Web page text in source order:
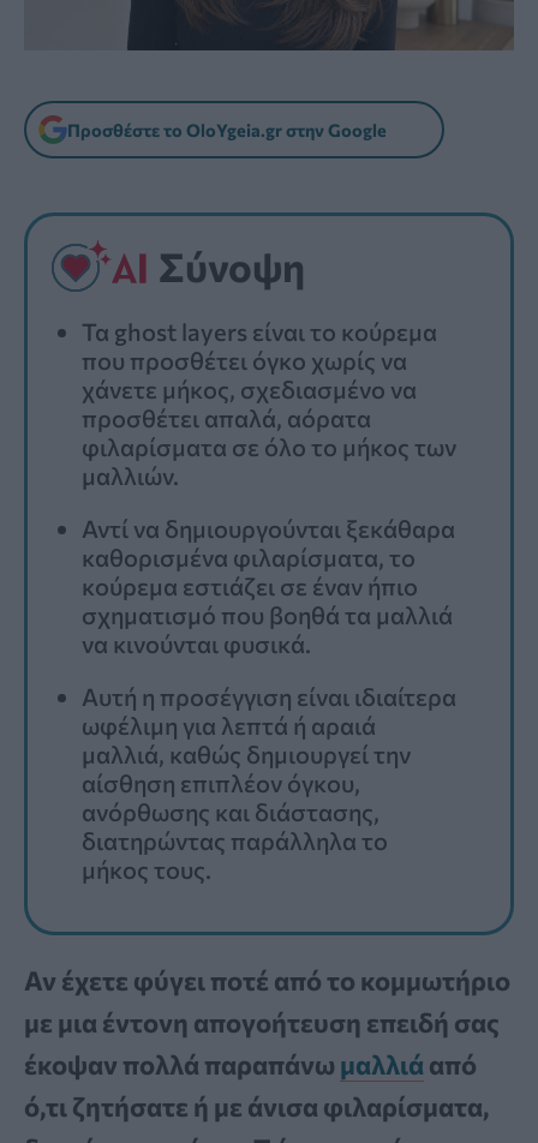
Προσθέστε το OloYgeia.gr στην Google
Σύνοψη
Τα ghost layers είναι το κούρεμα
που προσθέτει όγκο χωρίς να
χάνετε μήκος, σχεδιασμένο να
προσθέτει απαλά, αόρατα
φιλαρίσματα σε όλο το μήκος των
μαλλιών.
Αντί να δημιουργούνται ξεκάθαρα
καθορισμένα φιλαρίσματα, το
κούρεμα εστιάζει σε έναν ήπιο
σχηματισμό που βοηθά τα μαλλιά
να κινούνται φυσικά.
Αυτή η προσέγγιση είναι ιδιαίτερα
ωφέλιμη για λεπτά ή αραιά
μαλλιά, καθώς δημιουργεί την
αίσθηση επιπλέον όγκου,
ανόρθωσης και διάστασης,
διατηρώντας παράλληλα το
μήκος τους.
Αν έχετε φύγει ποτέ από το κομμωτήριο
με μια έντονη απογοήτευση επειδή σας
έκοψαν πολλά παραπάνω μαλλιά από
ό,τι ζητήσατε ή με άνισα φιλαρίσματα,